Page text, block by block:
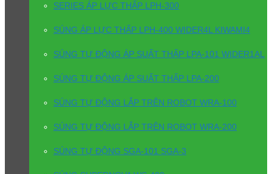
SERIES ÁP LỰC THẤP LPH-300
SÚNG ÁP LỰC THẤP LPH-400 WIDER4L KIWAMI4
SÚNG TỰ ĐỘNG ÁP SUẤT THẤP LPA-101 WIDER1AL
SÚNG TỰ ĐỘNG ÁP SUẤT THẤP LPA-200
SÚNG TỰ ĐỘNG LẮP TRÊN ROBOT WRA-100
SÚNG TỰ ĐỘNG LẮP TRÊN ROBOT WRA-200
SÚNG TỰ ĐỘNG SGA-101 SGA-3